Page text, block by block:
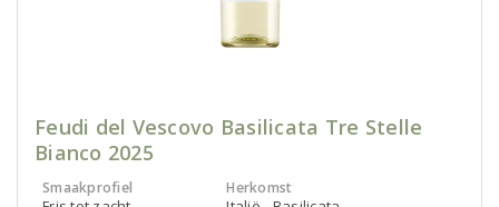
Feudi del Vescovo Basilicata Tre Stelle
Bianco 2025
Smaakprofiel Herkomst